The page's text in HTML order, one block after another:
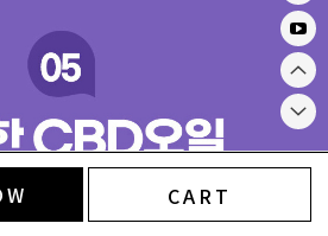
CART